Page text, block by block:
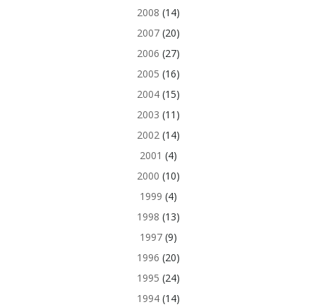
2008 (14)
2007(20)
2006 (27)
2005 (16)
2004(15)
2003 (11)
2002(14)
2001 (4)
2000 (10)
1999 (4)
1998 (13)
1997(9)
1996 (20)
1995 (24)
1994(14)